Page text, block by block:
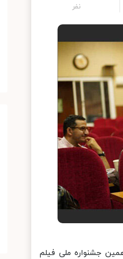
نفر
جشنواره ملی فیلم